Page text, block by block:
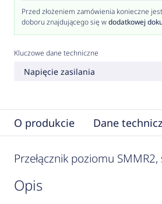
Przed złożeniem zamówienia konieczne
doboru znajdującego się wdodatkowej
Kluczowe dane techniczne
Napięcie zasilania
O produkcie Dane
Przełącznik poziomu
opis